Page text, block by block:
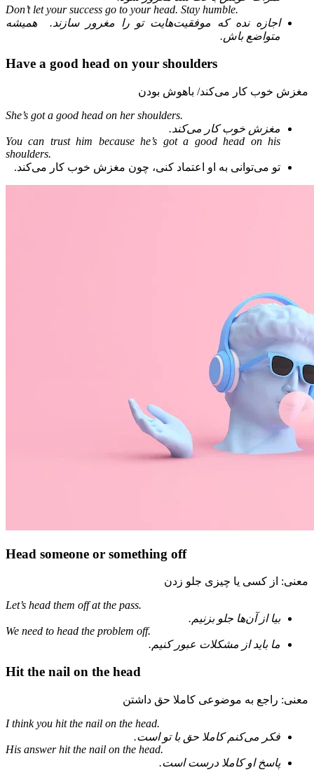
Don’t let your success go to your head. Stay humble.
اجازه نده که موفقیت‌هایت تو را مغرور سازند. همیشه
متواضع باش.
Have a good head on your shoulders
مغزش خوب کار می‌کند/ باهوش بودن
She’s got a good head on her shoulders.
مغزش خوب کار می‌کند.
You can trust him because he’s got a good head on his
shoulders.
تو می‌توانی به او اعتماد کنی، چون مغزش خوب کار می‌کند.
Head someone or something off
معنی: از کسی یا چیزی جلو زدن
Let’s head them off at the pass.
بیا از آن‌ها جلو بزنیم.
We need to head the problem off.
ما باید از مشکلات عبور کنیم.
Hit the nail on the head
معنی: راجع به موضوعی کاملا حق داشتن
I think you hit the nail on the head.
فکر می‌کنم کاملا حق با تو است.
His answer hit the nail on the head.
پاسخ او کاملا درست است.